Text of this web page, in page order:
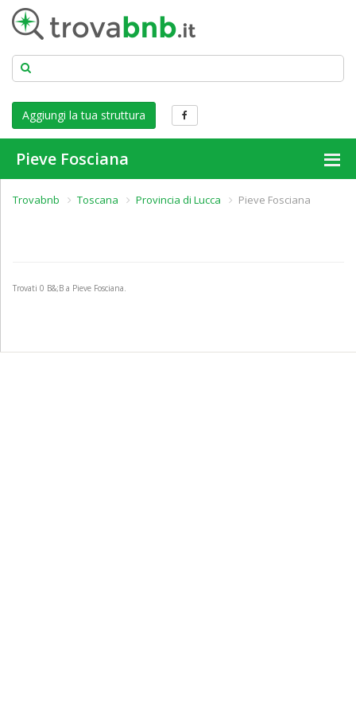
Aggiungi la tua struttura
Pieve Fosciana
Trovabnb Toscana Provincia di Lucca Pieve Fosciana
Trovati 0 B&;B a Pieve Fosciana.